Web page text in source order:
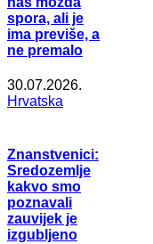
spora, ali je
ima previše, a
ne premalo
30.07.2026.
Hrvatska
Znanstvenici:
Sredozemlje
kakvo smo
poznavali
zauvijek je
izgubljeno